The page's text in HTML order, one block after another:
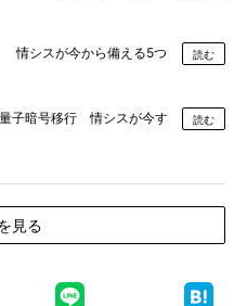
情シスが今から備える5つ
読む
子暗号移行 情シスが今す
読む
見る